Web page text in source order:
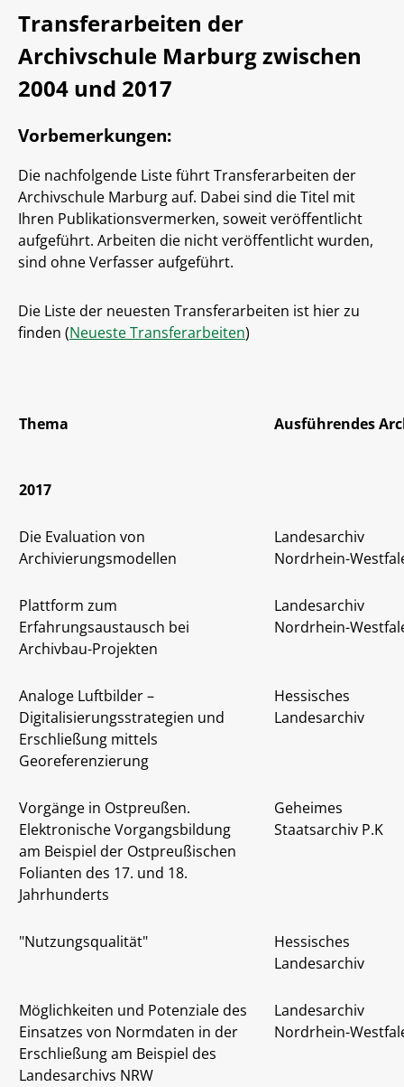
Fort- & Weiterbildung
Ihre Ansprechpartner
Veranstaltungsportal
Informationen
Lehrende
Hilfe / FAQ
Veranstaltungen
Kolloquium
Forum Archivrecht
Über Uns
Team
Rechtsgrundlagen
Geschichte
Anreise und Parken
Publikationen
Veröffentlichungen
E-Papers
Blog (Extern)
Jahresberichte der Archivschule
Leichte Sprache Bibliothek Forschung
MidosaXML Stellenmarkt
Transferarbeiten der
Archivschule Marburg zwischen
2004 und 2017
Vorbemerkungen:
Die nachfolgende Liste führt Transferarbeiten der
Archivschule Marburg auf. Dabei sind die Titel mit
Ihren Publikationsvermerken, soweit veröffentlicht
aufgeführt. Arbeiten die nicht veröffentlicht wurden,
sind ohne Verfasser aufgeführt.
Die Liste der neuesten Transferarbeiten ist hier zu
finden (Neueste Transferarbeiten)
Thema Ausführendes
2017
Die Evaluation von
Archivierungsmodellen
Landesarchiv
Nordrhein-
Plattform zum
Erfahrungsaustausch bei
Archivbau-Projekten
Landesarchiv
Nordrhein-
Analoge Luftbilder –
Digitalisierungsstrategien und
Erschließung mittels
Georeferenzierung
Hessisches
Landesarchiv
Vorgänge in Ostpreußen.
Elektronische Vorgangsbildung
am Beispiel der Ostpreußischen
Folianten des 17. und 18.
Jahrhunderts
Geheimes
Staatsarchiv P.K
"Nutzungsqualität"
Hessisches
Landesarchiv
Möglichkeiten und Potenziale des
Einsatzes von Normdaten in der
Erschließung am Beispiel des
Landesarchivs NRW
Landesarchiv
Nordrhein-